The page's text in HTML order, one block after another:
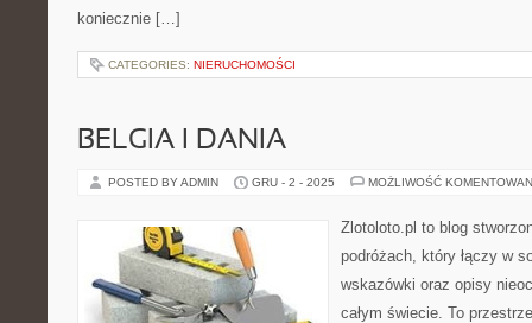
koniecznie […]
CATEGORIES: NIERUCHOMOŚCI
BELGIA I DANIA
POSTED BY ADMIN GRU - 2 - 2025 MOŻLIWOŚĆ
Zlotoloto.pl to blog
podróżach, który łączy w
wskazówki oraz opisy
całym świecie. To